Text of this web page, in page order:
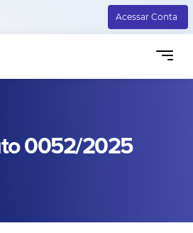
Acessar Conta
0052/2025